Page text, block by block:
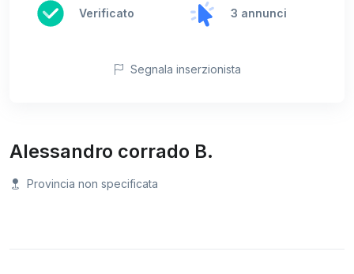
Verificato 3 annunci
Segnala inserzionista
Alessandro corrado B.
Provincia non specificata